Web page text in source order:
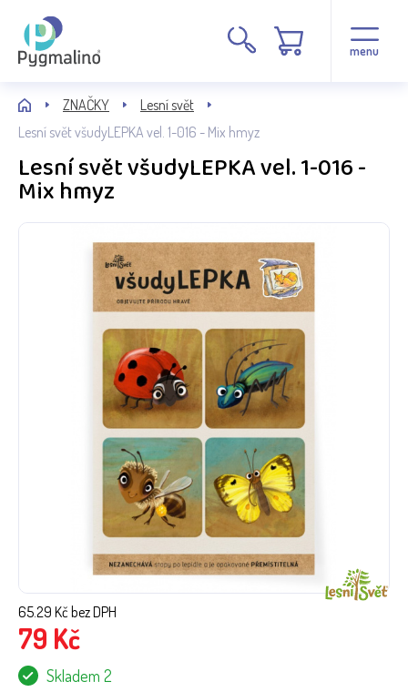
menu
ZNAČKY
Lesní svět
Lesní svět všudyLEPKA vel. 1-016 - Mix hmyz
Lesní svět všudyLEPKA vel. 1-016 -
Mix hmyz
65.29 Kč bez DPH
79 Kč
Skladem 2